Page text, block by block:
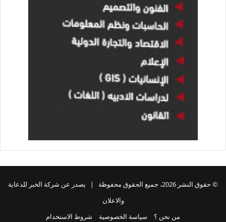
© حقوق النشر 2026، جميع الحقوق محفوظة | يصدر عن شركة الخبر للدعاية
والاعلان
من نحن ؟
سياسة الخصوصية شروط الاستخدام